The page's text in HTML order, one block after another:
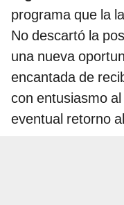
programa que la
No descartó la
una nueva
encantada de
con entusiasmo
eventual retorno